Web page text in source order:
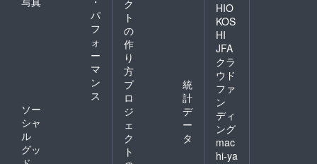
パ
フ
ォ
ー
マ
ン
ス
ソー
シャ
ル
グッ
ク
ト
の
作
り
方
プ
ロ
ジ
ェ
ク
ト
統
計
デ
ー
タ
HIO
KOS
HI
JFA
クラ
ウド
ファ
ン
ディ
ング
mac
hi-ya